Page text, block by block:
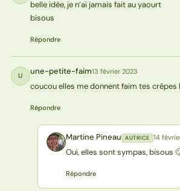
belle idée, je n’ai jamais fait au yaourt
bisous
Répondre
U une-petite-faim13 février 2023
coucou elles me donnent faim tes crêpes
Répondre
MP Martine Pineau AUTRICE 14
Oui, elles sont sympas, bisous
Répondre